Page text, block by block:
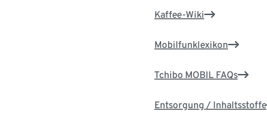
Kaffee-Wiki
Mobilfunklexikon
Tchibo MOBIL FAQs
Entsorgung / Inhaltsstoffe